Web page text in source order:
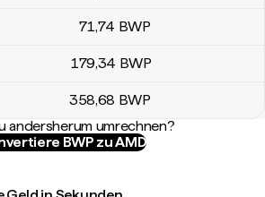
71,74 BWP
179,34 BWP
358,68 BWP
andersherum umrechnen?
BWP zu AMD